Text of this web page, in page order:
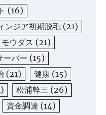
(16)
ンジア初期脱毛 (21)
モウダス (21)
ーバー (15)
(21) 健康 (15)
松浦幹三 (26)
資金調達 (14)